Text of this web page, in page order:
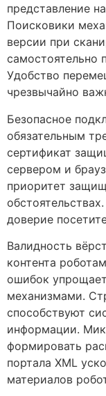
представление
Поисковики
версии при
самостоятельно
Удобство
чрезвычайно
Безопасное
обязательным
сертификат
сервером и
приоритет
доверие
Валидность
контента
ошибок
механизмами.
способствуют
информации.
формировать
портала XML
материалов